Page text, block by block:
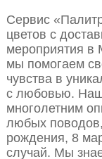
Сервис
цветов с
мероприятия в
мы помогаем
чувства в
с любовью.
многолетним
любых
рождения, 8
случай. Мы